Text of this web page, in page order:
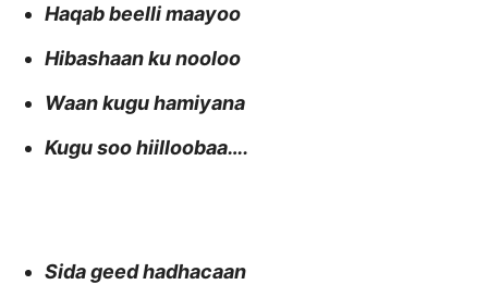
Haqab beelli maayoo
Hibashaan ku nooloo
Waan kugu hamiyana
Kugu soo hiilloobaa….
Sida geed hadhacaan